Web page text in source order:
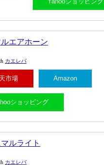
エアホーン
カエレバ
市場 Amazon
ショッピング
ルライト
カエレバ